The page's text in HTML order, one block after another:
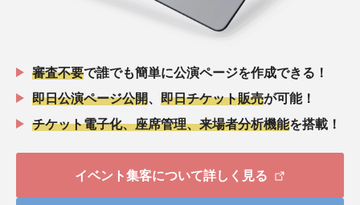
審査不要で誰でも簡単に公演ページを作成できる！
即日公演ページ公開
即日チケット販売が可能！
チケット電子化、座席管理、来場者分析機能を搭載！
イベント集客について詳しく見る